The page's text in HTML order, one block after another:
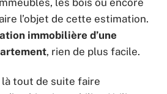
l’objet de cette estimation.
immobilière d’une
, rien de plus facile.
là tout de suite faire